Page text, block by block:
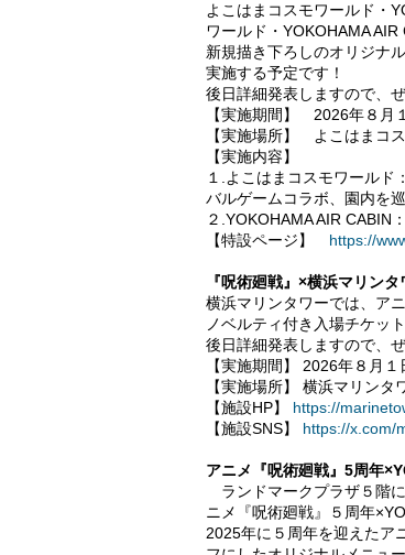
よこはまコスモワールド・
ワールド・YOKOHAMA AIR
新規描き下ろしのオリジナ
実施する予定です！
後日詳細発表しますので、
【実施期間】 2026年８月
【実施場所】 よこはまコ
【実施内容】
１.よこはまコスモワールド
バルゲームコラボ、園内を
２.YOKOHAMA AIR CABIN
【特設ページ】 https://
『呪術廻戦』×横浜マリンタ
横浜マリンタワーでは、ア
ノベルティ付き入場チケッ
後日詳細発表しますので、
【実施期間】 2026年８月
【実施場所】 横浜マリンタ
【施設HP】 https://
【施設SNS】 https://x.com/
アニメ『呪術廻戦』5周年
ランドマークプラザ５階
ニメ『呪術廻戦』５周年
2025年に５周年を迎えたア